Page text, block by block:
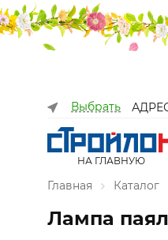
Выбрать
НА ГЛАВНУЮ
Главная Каталог
Лампа